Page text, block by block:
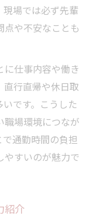
場では必ず先輩
点や不安なことも
に仕事内容や働き
行直帰や休日取
です。こうした
職場環境につなが
通勤時間の負担
すいのが魅力で
紹介